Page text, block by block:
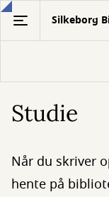
Gå
hovedindhold
Silkeborg
Studie
Når du skriver
hente på